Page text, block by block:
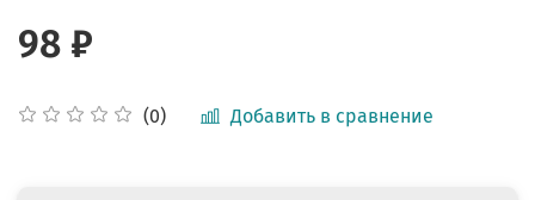
(0) Добавить в сравнение
98 ₽